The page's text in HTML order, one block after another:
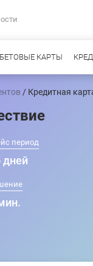
КАРТЫ
/ Кредитная
период
дней